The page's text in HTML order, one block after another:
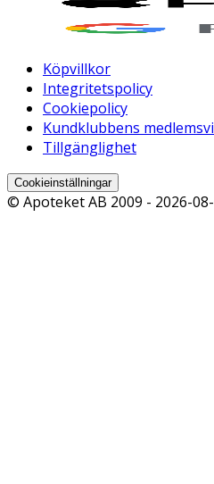
Köpvillkor
Integritetspolicy
Cookiepolicy
Kundklubbens
Tillgänglighet
Cookieinställningar
© Apoteket AB 2009 - 2026-